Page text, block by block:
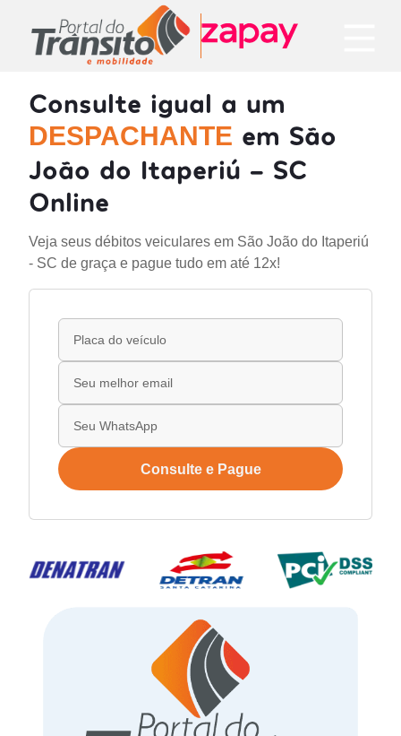
Consulte igual a um
DESPACHANTE em São
João do Itaperiú - SC
Online
Veja seus débitos veiculares em São João do Itaperiú
- SC de graça e pague tudo em até 12x!
Consulte e Pague